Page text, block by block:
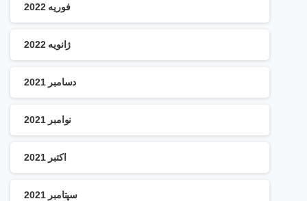
فوریه 2022
ژانویه 2022
دسامبر 2021
نوامبر 2021
اکتبر 2021
سپتامبر 2021